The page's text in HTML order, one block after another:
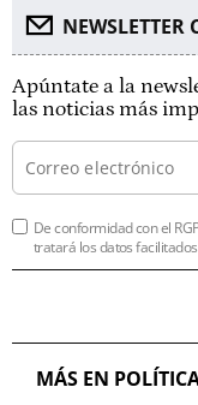
NEWSLETTER
Apúntate a la
las noticias más
De conformidad con el
tratará los datos
MÁS EN